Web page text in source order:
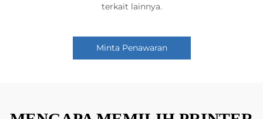
terkait lainnya.
Minta Penawaran